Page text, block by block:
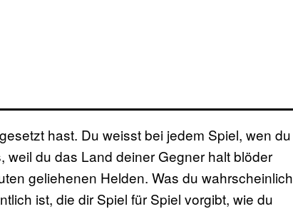
hast. Du weisst bei jedem Spiel, wen du
du das Land deiner Gegner halt blöder
geliehenen Helden. Was du wahrscheinlich
ist, die dir Spiel für Spiel vorgibt, wie du